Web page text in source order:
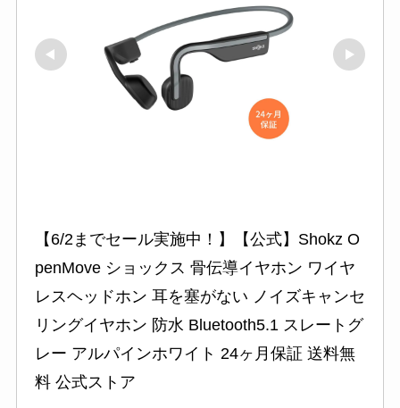
【6/2までセール実施中！】【公式】Shokz O
penMove ショックス 骨伝導イヤホン ワイヤ
レスヘッドホン 耳を塞がない ノイズキャンセ
リングイヤホン 防水 Bluetooth5.1 スレートグ
レー アルパインホワイト 24ヶ月保証 送料無
料 公式ストア